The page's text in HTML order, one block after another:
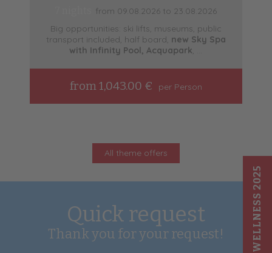
WELLNESS 2025
from 09.08.2026 to 23.08.2026
Big opportunities: ski lifts, museums, public
transport included, half board, new Sky Spa
with Infinity Pool, Acquapark
from 1,043.00 € per Person
All theme offers
Quick request
Thank you for your request!